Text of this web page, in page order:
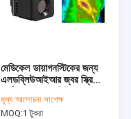
মেডিকেল ডায়াগনস্টিকের জন্য
এলডব্লিউআইআর জ্বর স্ক্রিনিং
400x300/17μm
মূল্য:আলোচনা সাপেক্ষ
MOQ:1 টুকরা